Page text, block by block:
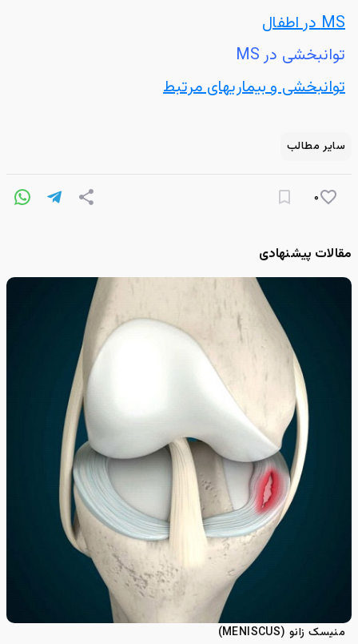
MS در اطفال
توانبخشی در MS
توانبخشی و بیماریهای مرتبط
سایر مطالب
۰
مقالات پیشنهادی
منیسک زانو (MENISCUS)